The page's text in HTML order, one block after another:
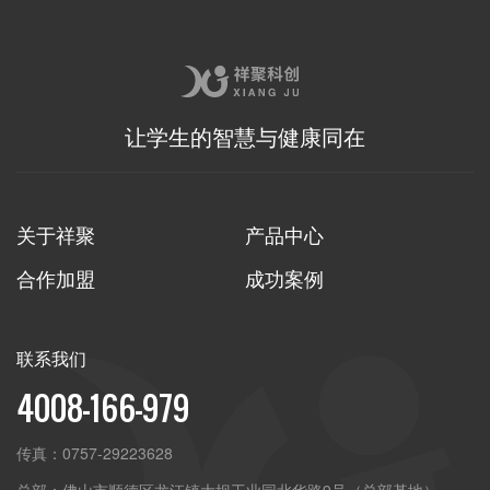
让学生的智慧与健康同在
关于祥聚
产品中心
合作加盟
成功案例
联系我们
4008-166-979
传真： 0757-29223628